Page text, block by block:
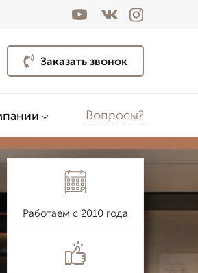
Заказать звонок
Вопросы?
Работаем с 2010 года